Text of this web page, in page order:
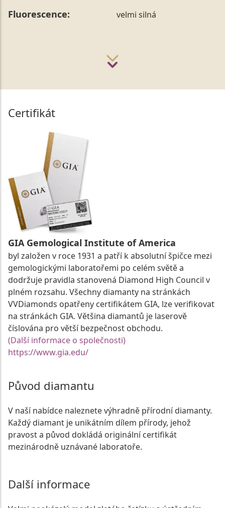
Fluorescence: velmi silná
Certifikát
GIA Gemological Institute of America
byl založen v roce 1931 a patří k absolutní špičce mezi
gemologickými laboratořemi po celém světě a
dodržuje pravidla stanovená Diamond High Council v
plném rozsahu. Všechny diamanty na stránkách
VVDiamonds opatřeny certifikátem GIA, lze verifikovat
na stránkách GIA. Většina diamantů je laserově
číslována pro větší bezpečnost obchodu.
(Další informace o společnosti)
https://www.gia.edu/
Původ diamantu
V naší nabídce naleznete výhradně přírodní diamanty.
Každý diamant je unikátním dílem přírody, jehož
pravost a původ dokládá originální certifikát
mezinárodně uznávané laboratoře.
Další informace